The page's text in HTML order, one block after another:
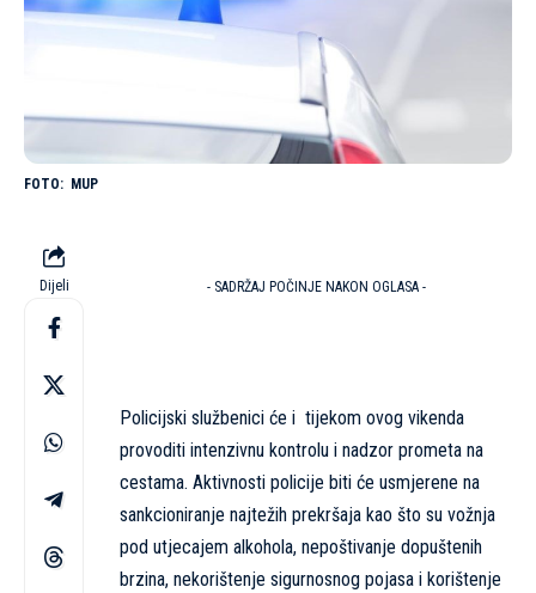
MUP
Dijeli - SADRŽAJ POČINJE NAKON OGLASA -
Policijski službenici će i tijekom ovog vikenda
provoditi intenzivnu kontrolu i nadzor prometa na
cestama. Aktivnosti policije biti će usmjerene na
sankcioniranje najtežih prekršaja kao što su vožnja
pod utjecajem alkohola, nepoštivanje dopuštenih
brzina, nekorištenje sigurnosnog pojasa i korištenje